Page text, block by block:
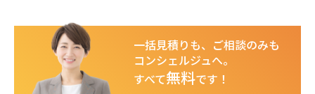
一括見積りも、ご相談のみも
コンシェルジュへ。
すべて無料です！